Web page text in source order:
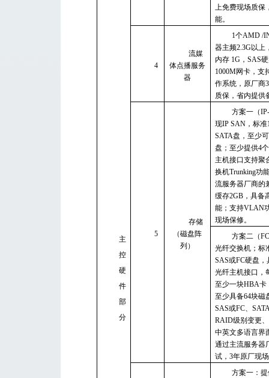
主
控
硬
件
部
分
上免费现场质
能。
4
流媒
体点播服务
器
1个AMD /
器主频2.3G以上
内存 1G，SAS
1000M网卡，支
作系统，原厂商
质保，省内提供
5
存储
（磁盘阵
列）
方案一（
现IP SAN，标准
SATA盘，至少
盘；至少提供4
主机接口支持聚
换机Trunking功
流服务器厂商的
缓存2GB，具备
能；支持VLAN
现场保修。
方案二（
光纤交换机；标
SAS或FC硬盘
光纤主机接口，
至少一块HBA卡
至少具备64块磁
SAS或FC、
RAID级别变更
中英文多语言界
通过主流服务器
试，3年原厂现
方案一：提